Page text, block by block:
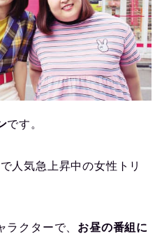
です。
人気急上昇中の女性トリ
クターで、 お昼の番組に